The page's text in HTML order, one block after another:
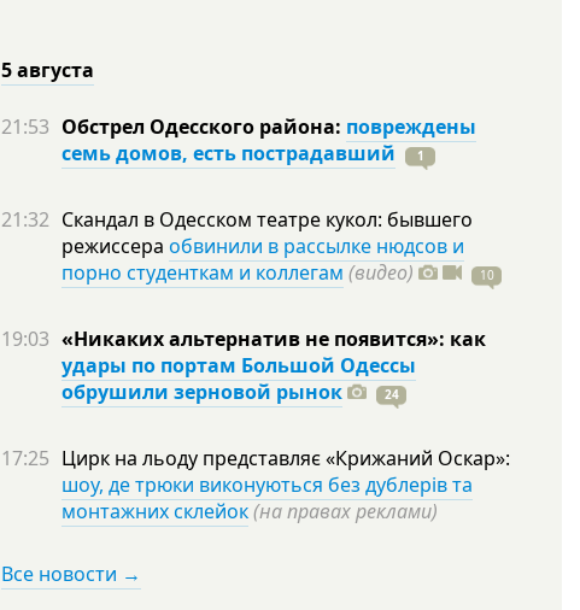
5 августа
21:53 Обстрел Одесского района: повреждены
семь домов, есть пострадавший
1
21:32 Скандал в Одесском театре кукол: бывшего
режиссера обвинили в рассылке нюдсов и
порно студенткам и коллегам (видео) 10
19:03 «Никаких альтернатив не появится»: как
удары по портам Большой Одессы
обрушили зерновой рынок
24
17:25 Цирк на льоду представляє «Крижаний Оскар»:
шоу, де трюки виконуються без дублерів та
монтажних склейок(на правах реклами)
Все новости →